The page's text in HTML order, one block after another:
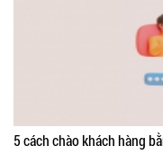
5 cách chào khách hàng